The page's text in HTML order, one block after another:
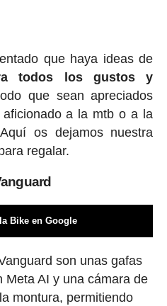
que haya ideas de
todos los gustos y
que sean apreciados
a la mtb o a la
os dejamos nuestra
regalar.
Bike en Google
son unas gafas
Meta AI y una cámara de
montura, permitiendo